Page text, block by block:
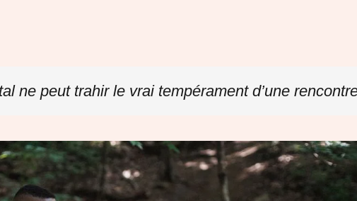
ne peut trahir le vrai tempérament d’une